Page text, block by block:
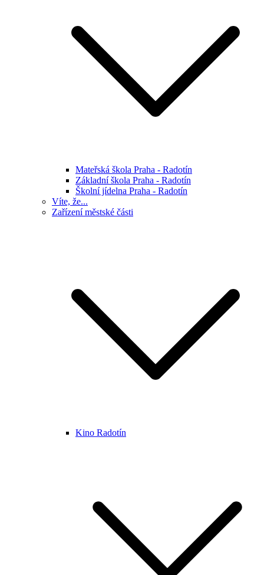
Mateřská škola Praha - Radotín
Základní škola Praha - Radotín
Školní jídelna Praha - Radotín
Víte, že...
Zařízení městské části
Kino Radotín